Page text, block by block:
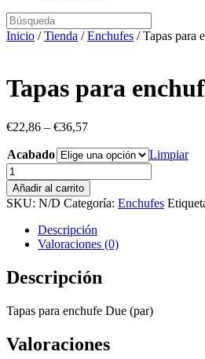
Inicio /Tienda /Enchufes / Tapas para
Tapas para
€22,86 – €36,57
Acabado
Limpiar
Tapas
para
enchufe
Due
cantidad
Añadir al carrito
SKU: N/D Categoría: Enchufes
Descripción
Valoraciones (0)
Descripción
Tapas para enchufe Due (par)
Valoraciones